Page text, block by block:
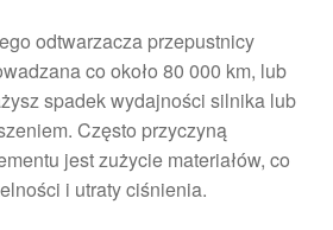
odtwarzacza przepustnicy
co około 80 000 km, lub
spadek wydajności silnika lub
Często przyczyną
jest zużycie materiałów, co
i utraty ciśnienia.